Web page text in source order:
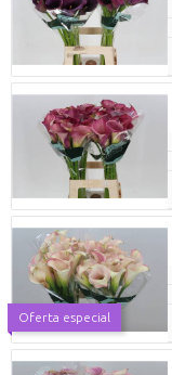
Oferta especial